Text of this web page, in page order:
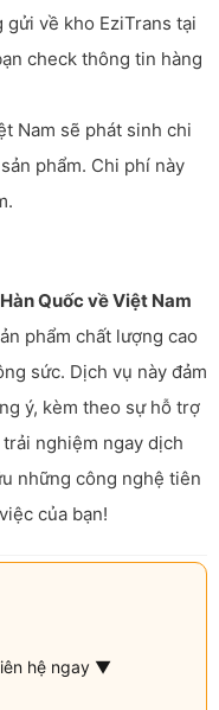
gửi về kho EziTrans tại
check thông tin hàng
Nam sẽ phát sinh chi
phẩm. Chi phí này
Quốc về Việt Nam
phẩm chất lượng cao
sức. Dịch vụ này đảm
ý, kèm theo sự hỗ trợ
nghiệm ngay dịch
những công nghệ tiên
của bạn!
hệ ngay ▼